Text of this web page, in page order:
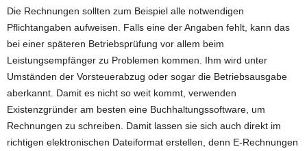
Die Rechnungen sollten zum Beispiel alle notwendigen
Pflichtangaben aufweisen. Falls eine der Angaben fehlt, kann das
bei einer späteren Betriebsprüfung vor allem beim
Leistungsempfänger zu Problemen kommen. Ihm wird unter
Umständen der Vorsteuerabzug oder sogar die Betriebsausgabe
aberkannt. Damit es nicht so weit kommt, verwenden
Existenzgründer am besten eine Buchhaltungssoftware, um
Rechnungen zu schreiben. Damit lassen sie sich auch direkt im
richtigen elektronischen Dateiformat erstellen, denn E-Rechnungen